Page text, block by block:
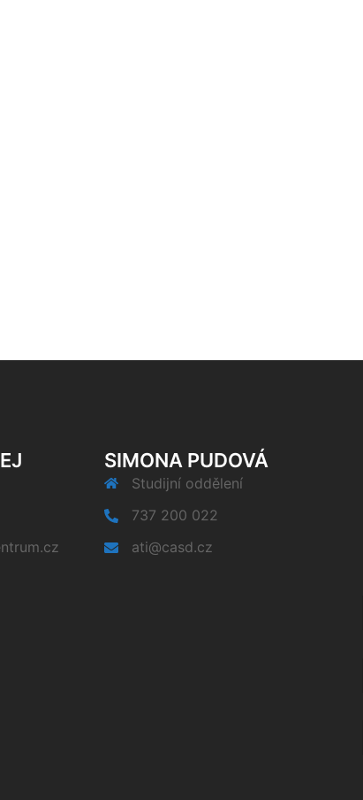
SIMONA PUDOVÁ
Studijní oddělení
737 200 022
ati@casd.cz